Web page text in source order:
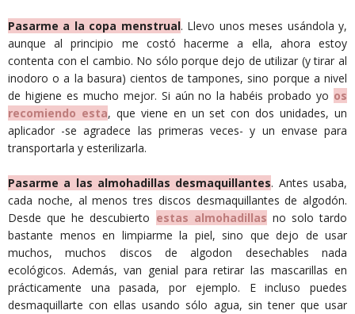
Pasarme a la copa menstrual. Llevo unos meses usándola y,
aunque al principio me costó hacerme a ella, ahora estoy
contenta con el cambio. No sólo porque dejo de utilizar (y tirar al
inodoro o a la basura) cientos de tampones, sino porque a nivel
de higiene es mucho mejor. Si aún no la habéis probado yo os
recomiendo esta, que viene en un set con dos unidades, un
aplicador -se agradece las primeras veces- y un envase para
transportarla y esterilizarla.
Pasarme a las almohadillas desmaquillantes. Antes usaba,
cada noche, al menos tres discos desmaquillantes de algodón.
Desde que he descubierto estas almohadillas no solo tardo
bastante menos en limpiarme la piel, sino que dejo de usar
muchos, muchos discos de algodon desechables nada
ecológicos. Además, van genial para retirar las mascarillas en
prácticamente una pasada, por ejemplo. E incluso puedes
desmaquillarte con ellas usando sólo agua, sin tener que usar